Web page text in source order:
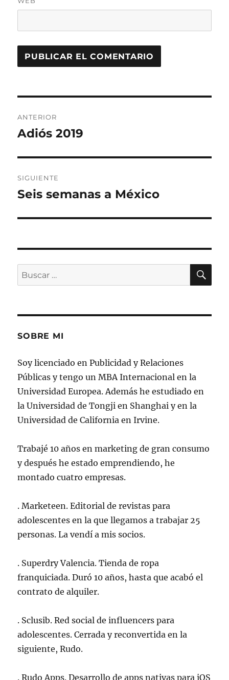
de
ANTERIOR
Entrada
Adiós 2019
SIGUIENTE
Entrada
Seis semanas a México
Buscar
por:
SOBRE MI
Soy licenciado en Publicidad y Relaciones
Públicas y tengo un MBA Internacional en la
Universidad Europea. Además he estudiado en
la Universidad de Tongji en Shanghai y en la
Universidad de California en Irvine.
Trabajé 10 años en marketing de gran consumo
y después he estado emprendiendo, he
montado cuatro empresas.
. Marketeen. Editorial de revistas para
adolescentes en la que llegamos a trabajar 25
personas. La vendí a mis socios.
. Superdry Valencia. Tienda de ropa
franquiciada. Duró 10 años, hasta que acabó el
contrato de alquiler.
. Sclusib. Red social de influencers para
adolescentes. Cerrada y reconvertida en la
siguiente, Rudo.
. Rudo Apps. Desarrollo de apps nativas para iOS